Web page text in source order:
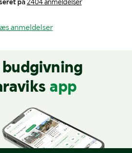
på 2404 anmeldelser
anmeldelser
budgivning
app